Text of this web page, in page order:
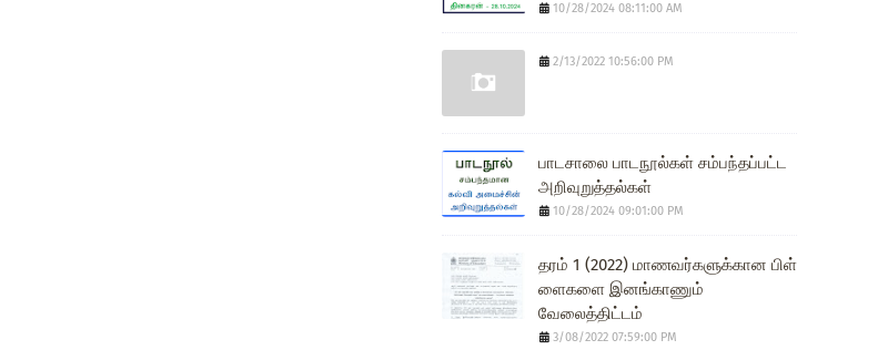
10/28/2024 08:11:00 AM
2/13/2022 10:56:00 PM
பாடசாலை பாடநூல்கள் சம்பந்தப்பட்ட
அறிவுறுத்தல்கள்
10/28/2024 09:01:00 PM
தரம் 1 (2022) மாணவர்களுக்கான பிள்
ளைகளை இனங்காணும்
வேலைத்திட்டம்
3/08/2022 07:59:00 PM